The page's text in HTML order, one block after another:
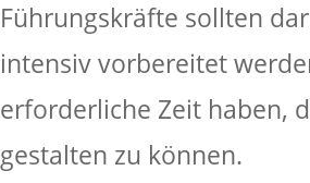
Führungskräfte sollten
intensiv vorbereitet
erforderliche Zeit haben,
gestalten zu können.